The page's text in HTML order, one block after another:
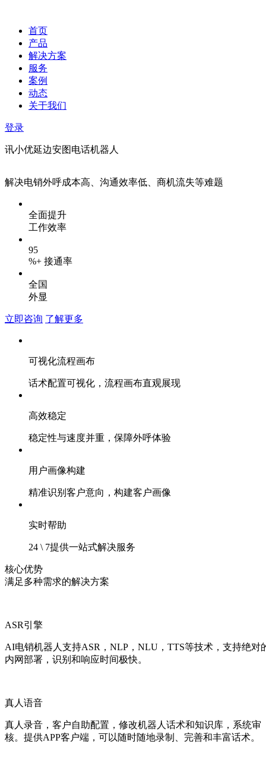
首页
产品
解决方案
服务
案例
动态
关于我们
登录
讯小优延边安图电话机器人
解决电销外呼成本高、沟通效率低、商机流失等难题
全面提升
工作效率
95
%+ 接通率
全国
外显
立即咨询 了解更多
可视化流程画布
话术配置可视化，流程画布直观展现
高效稳定
稳定性与速度并重，保障外呼体验
用户画像构建
精准识别客户意向，构建客户画像
实时帮助
24 \ 7提供一站式解决服务
核心优势
满足多种需求的解决方案
ASR引擎
AI电销机器人支持ASR，NLP，NLU，TTS等技术，支持绝对
内网部署，识别和响应时间极快。
真人语音
真人录音，客户自助配置，修改机器人话术和知识库，系统审
核。提供APP客户端，可以随时随地录制、完善和丰富话术。